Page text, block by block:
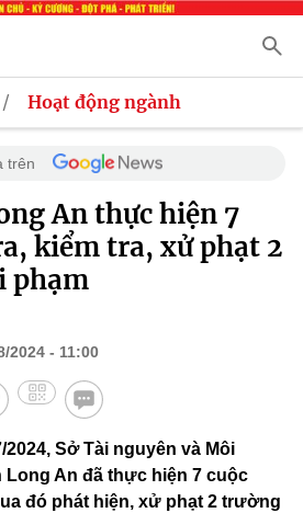
/ Hoạt động ngành
trên
An thực hiện 7
kiểm tra, xử phạt 2
phạm
2024 - 11:00
2024, Sở Tài nguyên và Môi
Long An đã thực hiện 7 cuộc
đó phát hiện, xử phạt 2 trường